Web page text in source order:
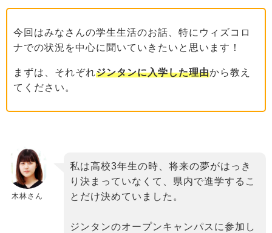
今回はみなさんの学生生活のお話、特にウィズコロ
ナでの状況を中心に聞いていきたいと思います！
まずは、それぞれジンタンに入学した理由から教え
てください。
木林さん
私は高校3年生の時、将来の夢がはっき
り決まっていなくて、県内で進学するこ
とだけ決めていました。
ジンタンのオープンキャンパスに参加し